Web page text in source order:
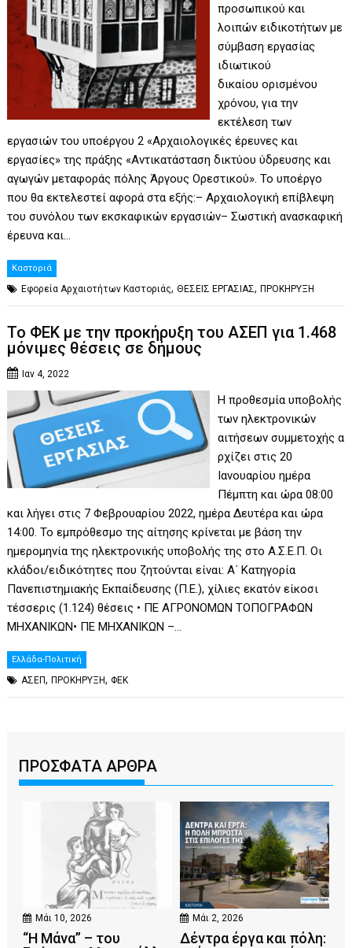
προσωπικού και
λοιπών ειδικοτήτων με
σύμβαση εργασίας
ιδιωτικού
δικαίου ορισμένου
χρόνου, για την
εκτέλεση των
εργασιών του υποέργου 2 «Αρχαιολογικές έρευνες και
εργασίες» της πράξης «Αντικατάσταση δικτύου ύδρευσης και
αγωγών μεταφοράς πόλης Άργους Ορεστικού». Το υποέργο
που θα εκτελεστεί αφορά στα εξής:– Αρχαιολογική επίβλεψη
του συνόλου των εκσκαφικών εργασιών– Σωστική ανασκαφική
έρευνα και…
Καστοριά
Εφορεία Αρχαιοτήτων Καστοριάς,ΘΕΣΕΙΣ ΕΡΓΑΣΙΑΣ,ΠΡΟΚΗΡΥΞΗ
Το ΦΕΚ με την προκήρυξη του ΑΣΕΠ για 1.468
μόνιμες θέσεις σε δήμους
Ιαν 4, 2022
Η προθεσμία υποβολής
των ηλεκτρονικών
αιτήσεων συμμετοχής α
ρχίζει στις 20
Ιανουαρίου ημέρα
Πέμπτη και ώρα 08:00
και λήγει στις 7 Φεβρουαρίου 2022, ημέρα Δευτέρα και ώρα
14:00. Το εμπρόθεσμο της αίτησης κρίνεται με βάση την
ημερομηνία της ηλεκτρονικής υποβολής της στο Α.Σ.Ε.Π. Οι
κλάδοι/ειδικότητες που ζητούνται είναι: Α΄ Κατηγορία
Πανεπιστημιακής Εκπαίδευσης (Π.Ε.), χίλιες εκατόν είκοσι
τέσσερις (1.124) θέσεις • ΠΕ ΑΓΡΟΝΟΜΩΝ ΤΟΠΟΓΡΑΦΩΝ
ΜΗΧΑΝΙΚΩΝ• ΠΕ ΜΗΧΑΝΙΚΩΝ –…
Ελλάδα-Πολιτική
ΑΣΕΠ,ΠΡΟΚΗΡΥΞΗ,ΦΕΚ
ΠΡΟΣΦΑΤΑ ΑΡΘΡΑ
Μάι 10, 2026
“Η Μάνα” – του
Μάι 2, 2026
Δέντρα έργα και πόλη: